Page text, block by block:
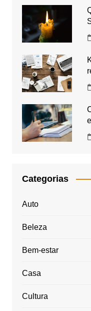
Categorias
Auto
Beleza
Bem-estar
Casa
Cultura